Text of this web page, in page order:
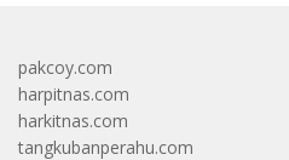
pakcoy.com
harpitnas.com
harkitnas.com
tangkubanperahu.com